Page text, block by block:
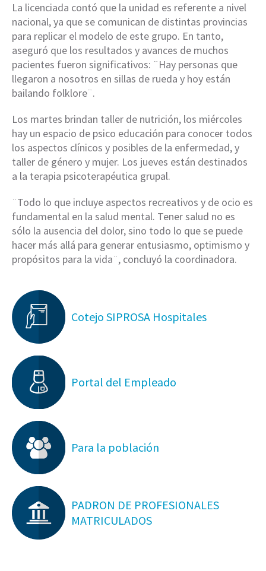
La licenciada contó que la unidad es referente a nivel
nacional, ya que se comunican de distintas provincias
para replicar el modelo de este grupo. En tanto,
aseguró que los resultados y avances de muchos
pacientes fueron significativos: ¨Hay personas que
llegaron a nosotros en sillas de rueda y hoy están
bailando folklore¨.
Los martes brindan taller de nutrición, los miércoles
hay un espacio de psico educación para conocer todos
los aspectos clínicos y posibles de la enfermedad, y
taller de género y mujer. Los jueves están destinados
a la terapia psicoterapéutica grupal.
¨Todo lo que incluye aspectos recreativos y de ocio es
fundamental en la salud mental. Tener salud no es
sólo la ausencia del dolor, sino todo lo que se puede
hacer más allá para generar entusiasmo, optimismo y
propósitos para la vida¨, concluyó la coordinadora.
Cotejo SIPROSA Hospitales
Portal del Empleado
Para la población
PADRON DE PROFESIONALES
MATRICULADOS